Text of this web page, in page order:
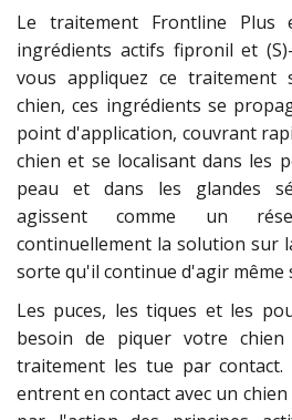
Le traitement Frontline Plus
ingrédients actifs fipronil et
vous appliquez ce
chien, ces ingrédients se
point d'application, couvrant
chien et se localisant dans les
peau et dans les glandes
agissent comme un
continuellement la solution sur
sorte qu'il continue d'agir même
Les puces, les tiques et les
besoin de piquer votre
traitement les tue par contact.
entrent en contact avec un